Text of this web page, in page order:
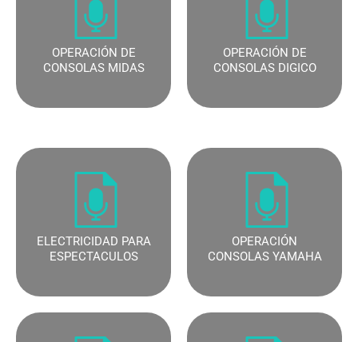
OPERACIÓN DE
CONSOLAS MIDAS
OPERACIÓN DE
CONSOLAS DIGICO
ELECTRICIDAD PARA
ESPECTACULOS
OPERACIÓN
CONSOLAS YAMAHA